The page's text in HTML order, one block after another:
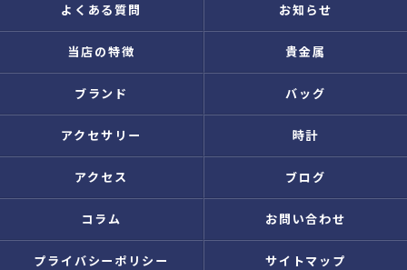
よくある質問 お知らせ
当店の特徴 貴金属
ブランド バッグ
アクセサリー 時計
アクセス ブログ
コラム お問い合わせ
プライバシーポリシー サイトマップ